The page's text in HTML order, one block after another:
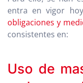
entra en vigor
obligaciones y
consistentes en:
Uso de